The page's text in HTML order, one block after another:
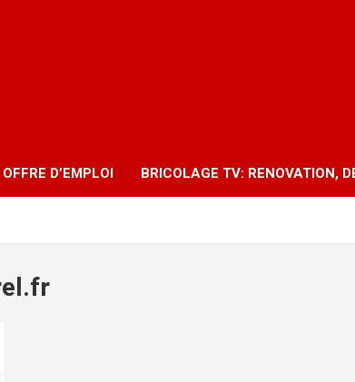
OFFRE D’EMPLOI BRICOLAGE TV: RENOVATION,